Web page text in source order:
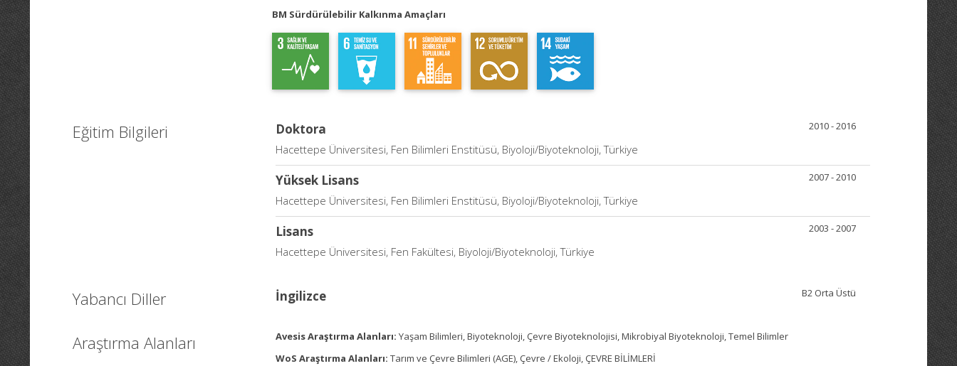
BM Sürdürülebilir Kalkınma Amaçları
Eğitim Bilgileri 2010 - 2016
Doktora
Hacettepe Üniversitesi, Fen Bilimleri Enstitüsü, Biyoloji/Biyoteknoloji, Türkiye
2007 - 2010
Yüksek Lisans
Hacettepe Üniversitesi, Fen Bilimleri Enstitüsü, Biyoloji/Biyoteknoloji, Türkiye
2003 - 2007
Lisans
Hacettepe Üniversitesi, Fen Fakültesi, Biyoloji/Biyoteknoloji, Türkiye
Yabancı Diller B2 Orta Üstü
İngilizce
Araştırma Alanları Avesis Araştırma Alanları: Yaşam Bilimleri, Biyoteknoloji, Çevre Biyoteknolojisi, Mikrobiyal Biyoteknoloji, Temel Bilimler
WoS Araştırma Alanları: Tarım ve Çevre Bilimleri (AGE), Çevre / Ekoloji, ÇEVRE BİLİMLERİ